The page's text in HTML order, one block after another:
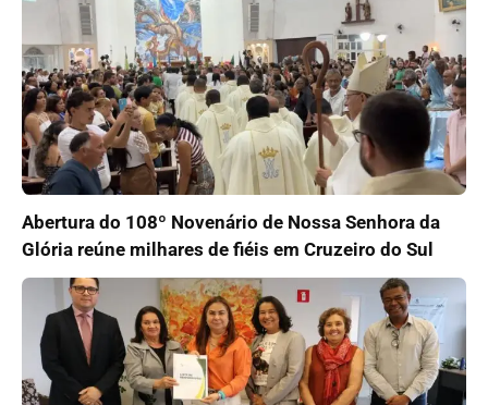
Abertura do 108º Novenário de Nossa Senhora da
Glória reúne milhares de fiéis em Cruzeiro do Sul